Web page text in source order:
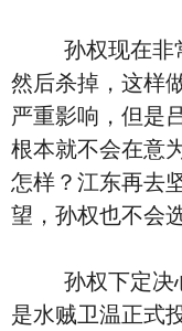
孙权现在非常
然后杀掉，这样
严重影响，但是
根本就不会在意
怎样？江东再去
望，孙权也不会
孙权下定决心
是水贼卫温正式